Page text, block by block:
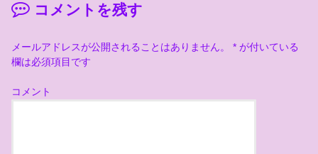
コメントを残す
メールアドレスが公開されることはありません。 * が付いている
欄は必須項目です
コメント